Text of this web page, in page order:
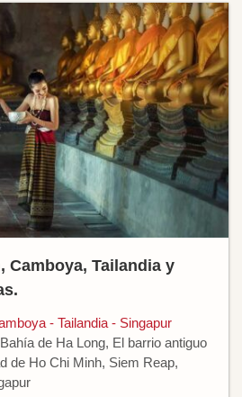
Camboya, Tailandia y
- Tailandia - Singapur
de Ha Long, El barrio antiguo
de Ho Chi Minh, Siem Reap,